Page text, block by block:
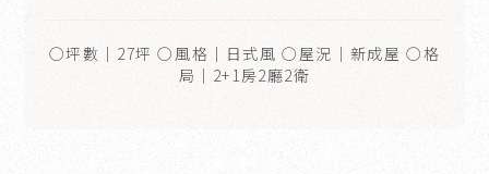
○坪數｜27坪 ○風格｜日式風 ○屋況｜新成屋 ○格
局｜2+1房2廳2衛